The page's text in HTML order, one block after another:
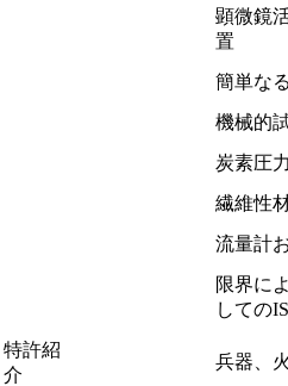
顕微鏡
置
簡単な
機械的
炭素圧
繊維性
流量計
限界に
しての
特許紹
介
兵器、